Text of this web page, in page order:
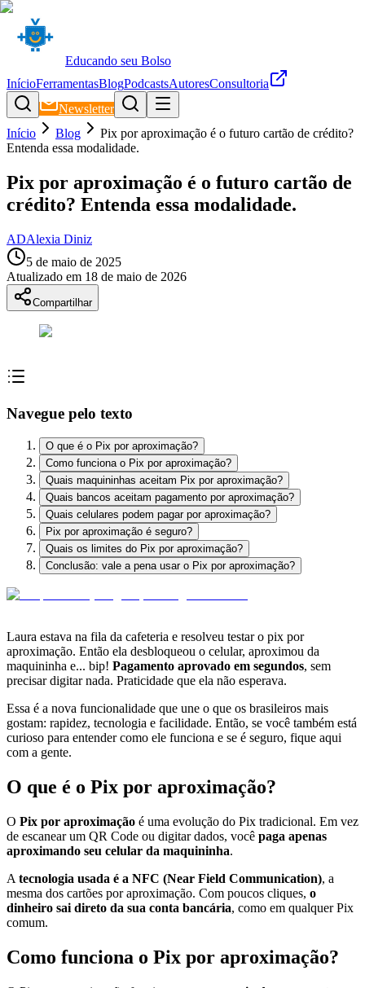
Educando seu Bolso
InícioFerramentasBlogPodcastsAutoresConsultoria
Newsletter
Início
Blog
Pix por aproximação é o futuro cartão de crédito?
Entenda essa modalidade.
Pix por aproximação é o futuro cartão de
crédito? Entenda essa modalidade.
ADAlexia Diniz
5 de maio de 2025
Atualizado em 18 de maio de 2026
Compartilhar
Navegue pelo texto
O que é o Pix por aproximação?
Como funciona o Pix por aproximação?
Quais maquininhas aceitam Pix por aproximação?
Quais bancos aceitam pagamento por aproximação?
Quais celulares podem pagar por aproximação?
Pix por aproximação é seguro?
Quais os limites do Pix por aproximação?
Conclusão: vale a pena usar o Pix por aproximação?
Laura estava na fila da cafeteria e resolveu testar o pix por
aproximação. Então ela desbloqueou o celular, aproximou da
maquininha e... bip! Pagamento aprovado em segundos, sem
precisar digitar nada. Praticidade que ela não esperava.
Essa é a nova funcionalidade que une o que os brasileiros mais
gostam: rapidez, tecnologia e facilidade. Então, se você também está
curioso para entender como ele funciona e se é seguro, fique aqui
com a gente.
O que é o Pix por aproximação?
O Pix por aproximação é uma evolução do Pix tradicional. Em vez
de escanear um QR Code ou digitar dados, você paga apenas
aproximando seu celular da maquininha.
A tecnologia usada é a NFC (Near Field Communication), a
mesma dos cartões por aproximação. Com poucos cliques, o
dinheiro sai direto da sua conta bancária, como em qualquer Pix
comum.
Como funciona o Pix por aproximação?